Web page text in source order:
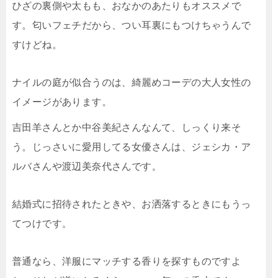
ひざの裏側や太もも、おなかのあたりもオススメで
す。匂いフェチだから、つい耳裏にもつけちゃうんで
すけどね。
ナイルの庭が似合うのは、綺麗めコーデの大人女性の
イメージがあります。
吉田羊さんとか中谷美紀さんなんて、しっくり来そ
う。じっさいに愛用してる女優さんは、ジェシカ・ア
ルバさんや渡辺美奈代さんです。
結婚式に招待されたときや、お洒落するときにもうっ
てつけです。
普通なら、洋服にマッチする香りを探すものですよ